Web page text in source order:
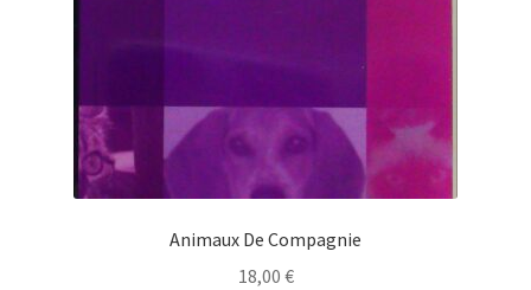
Animaux De Compagnie
18,00 €